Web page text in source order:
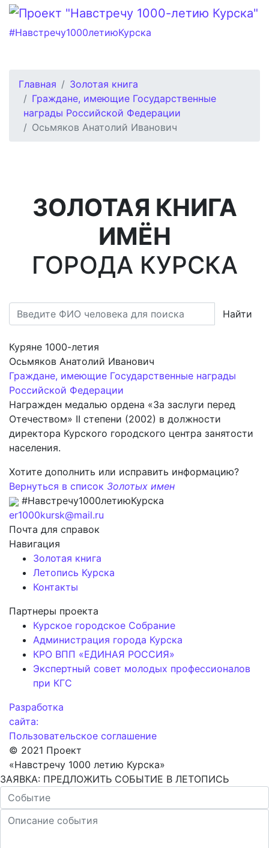
#Навстречу1000летиюКурска
Главная
Золотая книга
Граждане, имеющие Государственные
награды Российской Федерации
Осьмяков Анатолий Иванович
ЗОЛОТАЯ КНИГА
ИМЁН
ГОРОДА КУРСКА
Найти
Куряне 1000-летия
Осьмяков Анатолий Иванович
Граждане, имеющие Государственные награды
Российской Федерации
Награжден медалью ордена «За заслуги перед
Отечеством» II степени (2002) в должности
директора Курского городского центра занятости
населения.
Хотите дополнить или исправить информацию?
Вернуться в список Золотых имен
#Навстречу1000летиюКурска
er1000kursk@mail.ru
Почта для справок
Навигация
Золотая книга
Летопись Курска
Контакты
Партнеры проекта
Курское городское Собрание
Администрация города Курска
КРО ВПП «ЕДИНАЯ РОССИЯ»
Экспертный совет молодых профессионалов
при КГС
Разработка
сайта:
Пользовательское соглашение
© 2021 Проект
«Навстречу 1000 летию Курска»
ЗАЯВКА: ПРЕДЛОЖИТЬ СОБЫТИЕ В ЛЕТОПИСЬ